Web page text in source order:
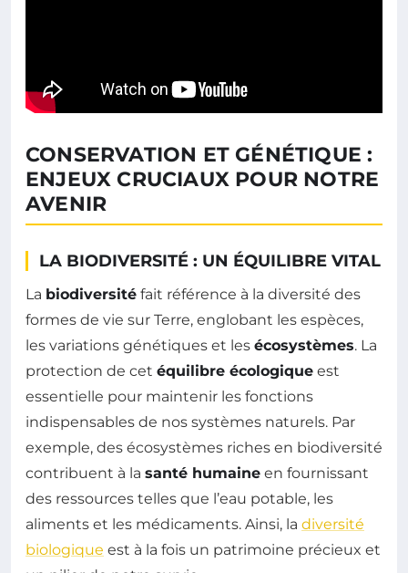
CONSERVATION ET GÉNÉTIQUE :
ENJEUX CRUCIAUX POUR NOTRE
AVENIR
LA BIODIVERSITÉ : UN ÉQUILIBRE VITAL
La biodiversité fait référence à la diversité des
formes de vie sur Terre, englobant les espèces,
les variations génétiques et les écosystèmes. La
protection de cet équilibre écologique est
essentielle pour maintenir les fonctions
indispensables de nos systèmes naturels. Par
exemple, des écosystèmes riches en biodiversité
contribuent à la santé humaine en fournissant
des ressources telles que l’eau potable, les
aliments et les médicaments. Ainsi, la diversité
biologique est à la fois un patrimoine précieux et